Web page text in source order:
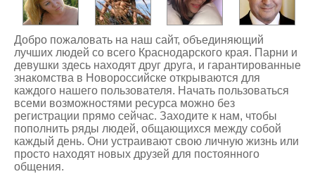
Добро пожаловать на наш сайт, объединяющий
лучших людей со всего Краснодарского края. Парни и
девушки здесь находят друг друга, и гарантированные
знакомства в Новороссийске открываются для
каждого нашего пользователя. Начать пользоваться
всеми возможностями ресурса можно без
регистрации прямо сейчас. Заходите к нам, чтобы
пополнить ряды людей, общающихся между собой
каждый день. Они устраивают свою личную жизнь или
просто находят новых друзей для постоянного
общения.